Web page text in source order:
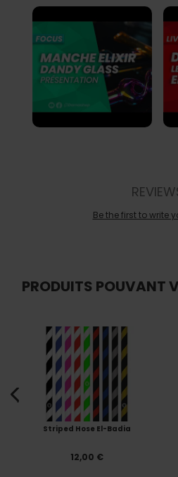
Be the first to write
PRODUITS POUVANT
Striped Hose El-Badia
12,00 €